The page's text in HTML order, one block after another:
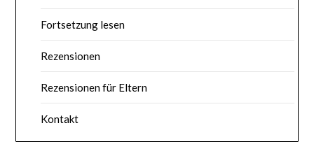
Fortsetzung lesen
Rezensionen
Rezensionen für Eltern
Kontakt